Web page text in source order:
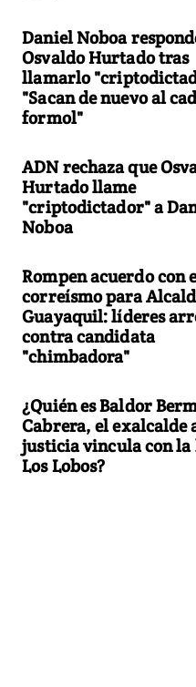
Daniel Noboa
Osvaldo Hurtado tras
llamarlo
"Sacan de nuevo al
formol"
ADN rechaza que
Hurtado llame
"criptodictador" a
Noboa
Rompen acuerdo con
correísmo para
Guayaquil: líderes
contra candidata
"chimbadora"
¿Quién es Baldor
Cabrera, el exalcalde
justicia vincula con la
Los Lobos?